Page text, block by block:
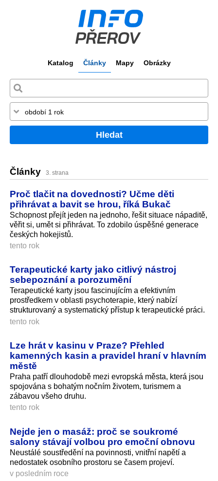
Katalog Články Mapy Obrázky
Hledat
Články 3. strana
Proč tlačit na dovednosti? Učme děti
přihrávat a bavit se hrou, říká Bukač
Schopnost přejít jeden na jednoho, řešit situace nápaditě,
věřit si, umět si přihrávat. To zdobilo úspěšné generace
českých hokejistů.
tento rok
Terapeutické karty jako citlivý nástroj
sebepoznání a porozumění
Terapeutické karty jsou fascinujícím a efektivním
prostředkem v oblasti psychoterapie, který nabízí
strukturovaný a systematický přístup k terapeutické prá­ci.
tento rok
Lze hrát v kasinu v Praze? Přehled
kamenných kasin a pravidel hraní v hlavním
městě
Praha patří dlouhodobě mezi evropská města, která jsou
spojována s bohatým nočním životem, turismem a
zábavou všeho druhu.
tento rok
Nejde jen o masáž: proč se soukromé
salony stávají volbou pro emoční obnovu
Neustálé soustředění na povinnosti, vnitřní napětí a
nedostatek osobního prostoru se časem projeví.
v posledním roce